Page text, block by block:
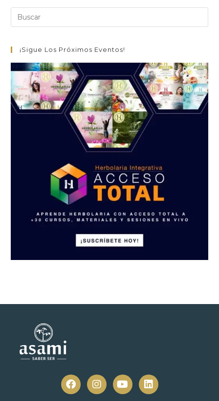
¡Sigue Los Próximos Eventos!